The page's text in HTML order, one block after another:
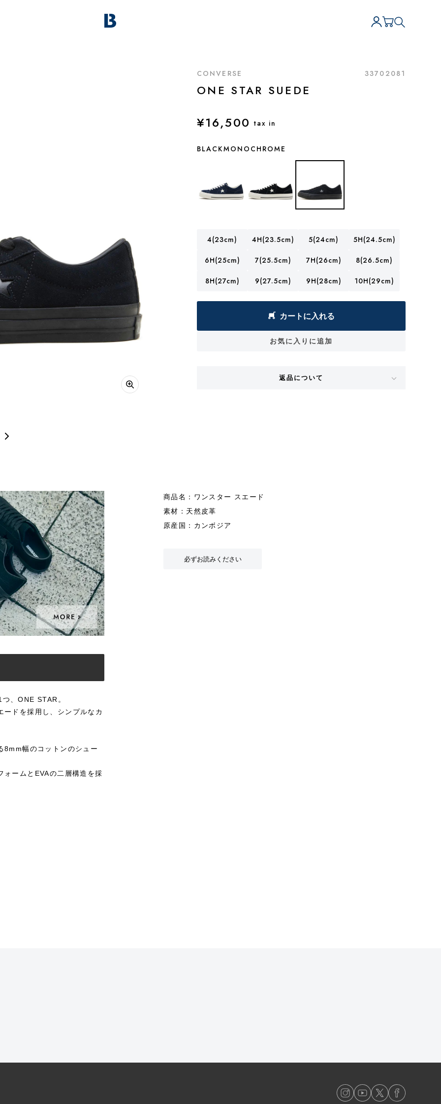
CONVERSE 33702081
ONE STAR SUEDE
¥16,500 tax in
BLACKMONOCHROME
4(23cm) 4H(23.5cm) 5(24cm) 5H(24.5cm)
6H(25cm) 7(25.5cm) 7H(26cm) 8(26.5cm)
8H(27cm) 9(27.5cm) 9H(28cm) 10H(29cm)
カートに入れる
お気に入りに追加
返品について
、ONE STAR。
ドを採用し、シンプルなカ
8mm幅のコットンのシュー
ォームとEVAの二層構造を採
商品名：ワンスター スエード
素材：天然皮革
原産国：カンボジア
必ずお読みください